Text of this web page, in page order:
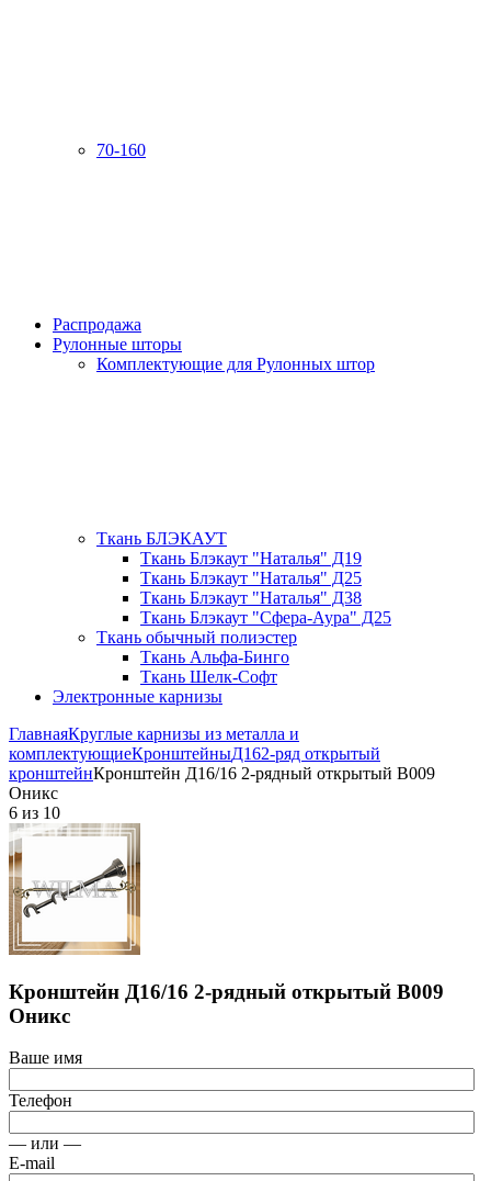
70-160
Распродажа
Рулонные шторы
Комплектующие для Рулонных штор
Ткань БЛЭКАУТ
Ткань Блэкаут "Наталья" Д19
Ткань Блэкаут "Наталья" Д25
Ткань Блэкаут "Наталья" Д38
Ткань Блэкаут "Сфера-Аура" Д25
Ткань обычный полиэстер
Ткань Альфа-Бинго
Ткань Шелк-Софт
Электронные карнизы
ГлавнаяКруглые карнизы из металла и
комплектующиеКронштейныД162-ряд открытый
кронштейнКронштейн Д16/16 2-рядный открытый В009
Оникс
6 из 10
Кронштейн Д16/16 2-рядный открытый В009
Оникс
Ваше имя
Телефон
— или —
E-mail